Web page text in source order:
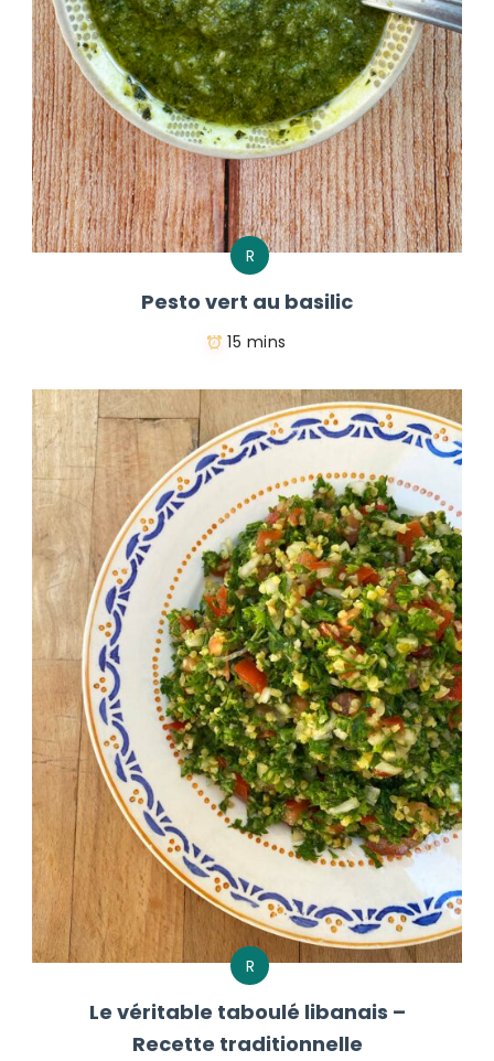
R
Pesto vert au basilic
15 mins
R
Le véritable taboulé libanais –
Recette traditionnelle